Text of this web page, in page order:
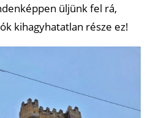
üljünk fel rá,
kihagyhatatlan része ez!